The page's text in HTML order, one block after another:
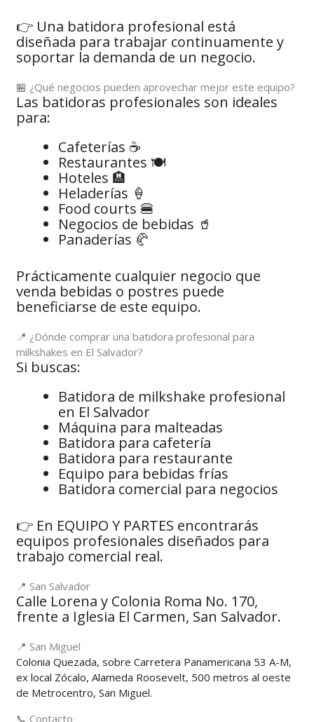
👉 Una batidora profesional está
diseñada para trabajar continuamente y
soportar la demanda de un negocio.
🏪 ¿Qué negocios pueden aprovechar mejor este equipo?
Las batidoras profesionales son ideales
para:
Cafeterías ☕
Restaurantes 🍽️
Hoteles 🏨
Heladerías 🍦
Food courts 🍔
Negocios de bebidas 🥤
Panaderías 🥐
Prácticamente cualquier negocio que
venda bebidas o postres puede
beneficiarse de este equipo.
📍 ¿Dónde comprar una batidora profesional para
milkshakes en El Salvador?
Si buscas:
Batidora de milkshake profesional
en El Salvador
Máquina para malteadas
Batidora para cafetería
Batidora para restaurante
Equipo para bebidas frías
Batidora comercial para negocios
👉 En EQUIPO Y PARTES encontrarás
equipos profesionales diseñados para
trabajo comercial real.
📍 San Salvador
Calle Lorena y Colonia Roma No. 170,
frente a Iglesia El Carmen, San Salvador.
📍 San Miguel
Colonia Quezada, sobre Carretera Panamericana 53 A-M,
ex local Zócalo, Alameda Roosevelt, 500 metros al oeste
de Metrocentro, San Miguel.
📞 Contacto